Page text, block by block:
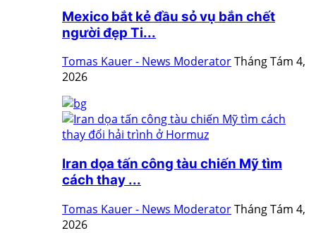
Mexico bắt kẻ đầu sỏ vụ bắn chết
người đẹp Ti...
Tomas Kauer - News ModeratorTháng Tám 4,
2026
Iran dọa tấn công tàu chiến Mỹ tìm
cách thay ...
Tomas Kauer - News ModeratorTháng Tám 4,
2026